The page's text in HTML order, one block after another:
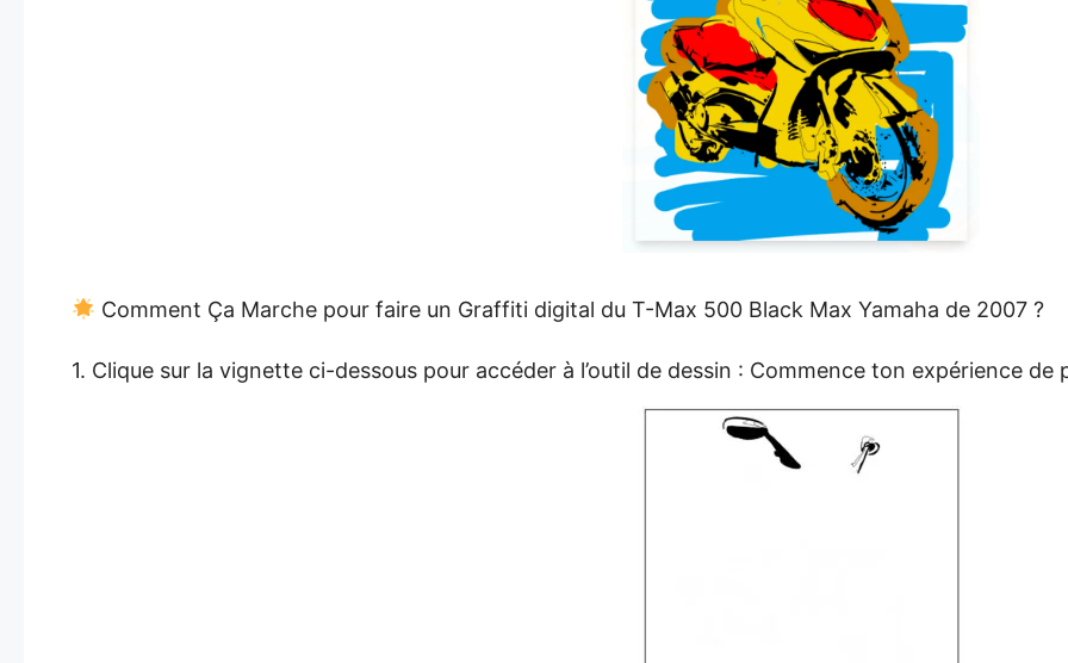
Comment Ça Marche pour faire un Graffiti digital du T-Max 500 Black Max Yamaha de 2007 ?
1. Clique sur la vignette ci-dessous pour accéder à l’outil de dessin : Commence ton expérience